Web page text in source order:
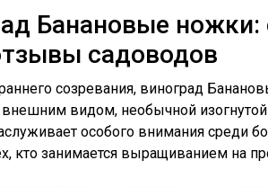
Банановые ножки:
садоводов
созревания, виноград
видом, необычной
особого внимания среди
кто занимается выращиванием на